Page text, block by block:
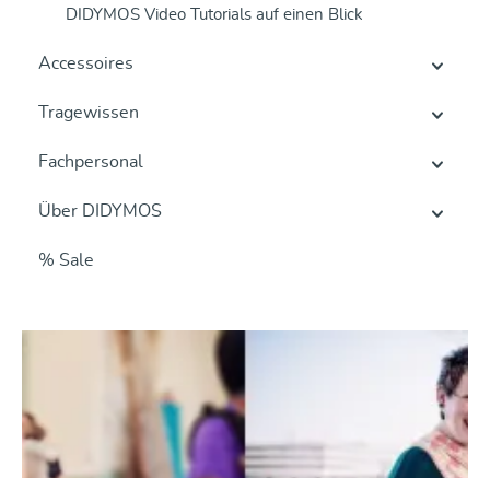
DIDYMOS Video Tutorials auf einen Blick
Accessoires
Tragewissen
Fachpersonal
Über DIDYMOS
% Sale